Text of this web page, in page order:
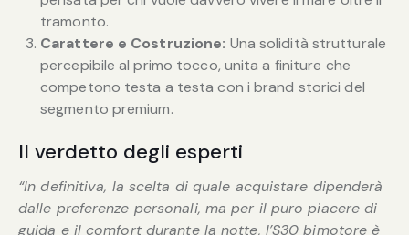
tramonto.
Carattere e Costruzione: Una solidità strutturale
percepibile al primo tocco, unita a finiture che
competono testa a testa con i brand storici del
segmento premium.
Il verdetto degli esperti
“In definitiva, la scelta di quale acquistare dipenderà
dalle preferenze personali, ma per il puro piacere di
guida e il comfort durante la notte, l’S30 bimotore è